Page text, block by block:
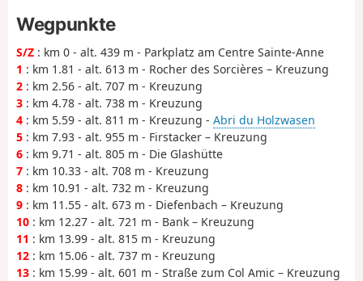
Wegpunkte
S/Z : km 0 - alt. 439 m - Parkplatz am Centre Sainte-Anne
1 : km 1.81 - alt. 613 m - Rocher des Sorcières – Kreuzung
2 : km 2.56 - alt. 707 m - Kreuzung
3 : km 4.78 - alt. 738 m - Kreuzung
4 : km 5.59 - alt. 811 m - Kreuzung - Abri du Holzwasen
5 : km 7.93 - alt. 955 m - Firstacker – Kreuzung
6 : km 9.71 - alt. 805 m - Die Glashütte
7 : km 10.33 - alt. 708 m - Kreuzung
8 : km 10.91 - alt. 732 m - Kreuzung
9 : km 11.55 - alt. 673 m - Diefenbach – Kreuzung
10 : km 12.27 - alt. 721 m - Bank – Kreuzung
11 : km 13.99 - alt. 815 m - Kreuzung
12 : km 15.06 - alt. 737 m - Kreuzung
13 : km 15.99 - alt. 601 m - Straße zum Col Amic – Kreuzung